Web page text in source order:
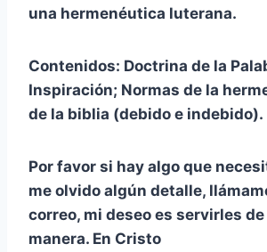
una hermenéutica luterana.
Contenidos: Doctrina de la
Inspiración; Normas de la
de la biblia (debido e indebido).
Por favor si hay algo que
me olvido algún detalle,
correo, mi deseo es servirles
manera. En Cristo